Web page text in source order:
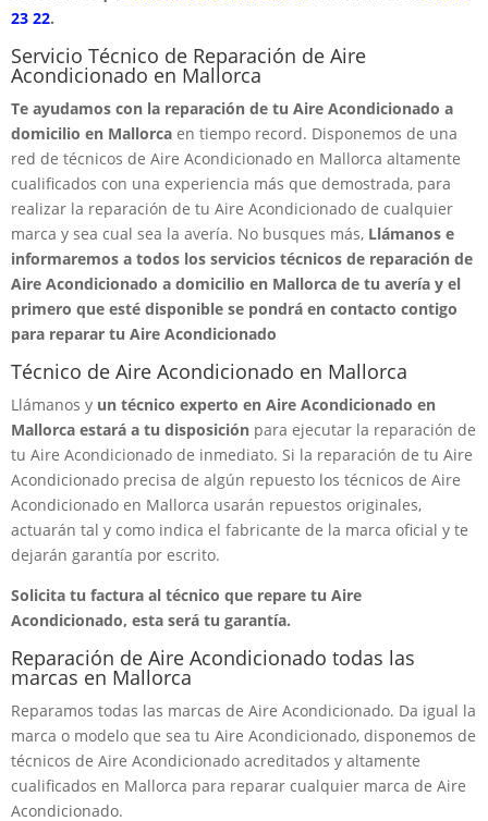
23 22.
Servicio Técnico de Reparación de Aire
Acondicionado en Mallorca
Te ayudamos con la reparación de tu Aire Acondicionado a
domicilio en Mallorca en tiempo record. Disponemos de una
red de técnicos de Aire Acondicionado en Mallorca altamente
cualificados con una experiencia más que demostrada, para
realizar la reparación de tu Aire Acondicionado de cualquier
marca y sea cual sea la avería. No busques más, Llámanos e
informaremos a todos los servicios técnicos de reparación de
Aire Acondicionado a domicilio en Mallorca de tu avería y el
primero que esté disponible se pondrá en contacto contigo
para reparar tu Aire Acondicionado
Técnico de Aire Acondicionado en Mallorca
Llámanos y un técnico experto en Aire Acondicionado en
Mallorca estará a tu disposición para ejecutar la reparación de
tu Aire Acondicionado de inmediato. Si la reparación de tu Aire
Acondicionado precisa de algún repuesto los técnicos de Aire
Acondicionado en Mallorca usarán repuestos originales,
actuarán tal y como indica el fabricante de la marca oficial y te
dejarán garantía por escrito.
Solicita tu factura al técnico que repare tu Aire
Acondicionado, esta será tu garantía.
Reparación de Aire Acondicionado todas las
marcas en Mallorca
Reparamos todas las marcas de Aire Acondicionado. Da igual la
marca o modelo que sea tu Aire Acondicionado, disponemos de
técnicos de Aire Acondicionado acreditados y altamente
cualificados en Mallorca para reparar cualquier marca de Aire
Acondicionado.